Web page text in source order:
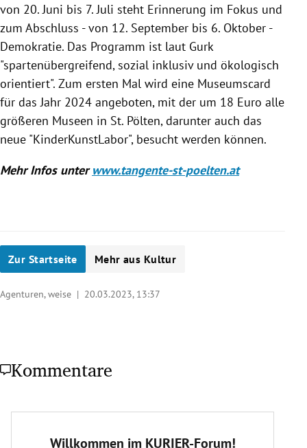
von 20. Juni bis 7. Juli steht Erinnerung im Fokus und
zum Abschluss - von 12. September bis 6. Oktober -
Demokratie. Das Programm ist laut Gurk
"spartenübergreifend, sozial inklusiv und ökologisch
orientiert". Zum ersten Mal wird eine Museumscard
für das Jahr 2024 angeboten, mit der um 18 Euro alle
größeren Museen in St. Pölten, darunter auch das
neue "KinderKunstLabor", besucht werden können.
Mehr Infos unterwww.tangente-st-poelten.at
Zur Startseite Mehr aus Kultur
Agenturen, weise | 20.03.2023, 13:37
Kommentare